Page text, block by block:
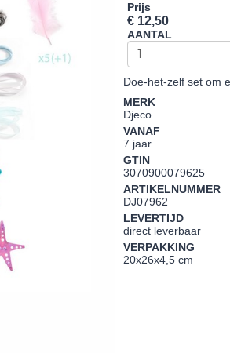
Prijs
€ 12,50
AANTAL
Doe-het-zelf set om
MERK
Djeco
VANAF
7 jaar
GTIN
3070900079625
ARTIKELNUMMER
DJ07962
LEVERTIJD
direct leverbaar
VERPAKKING
20x26x4,5 cm